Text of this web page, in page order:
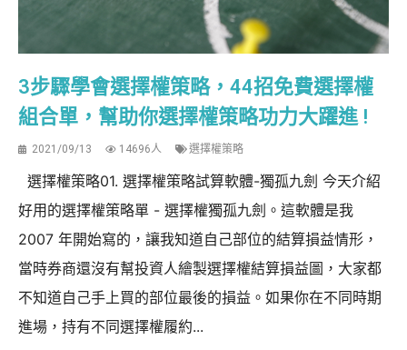
3步驟學會選擇權策略，44招免費選擇權
組合單，幫助你選擇權策略功力大躍進 !
2021/09/13 14696人 選擇權策略
選擇權策略01. 選擇權策略試算軟體-獨孤九劍 今天介紹
好用的選擇權策略單 - 選擇權獨孤九劍。這軟體是我
2007 年開始寫的，讓我知道自己部位的結算損益情形，
當時券商還沒有幫投資人繪製選擇權結算損益圖，大家都
不知道自己手上買的部位最後的損益。如果你在不同時期
進場，持有不同選擇權履約...